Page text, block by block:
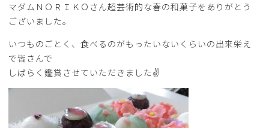
マダムＮＯＲＩＫＯさん超芸術的な春の和菓子をありがとう
ございました。
いつものごとく、食べるのがもったいないくらいの出来栄え
で皆さんで
しばらく鑑賞させていただきました✌